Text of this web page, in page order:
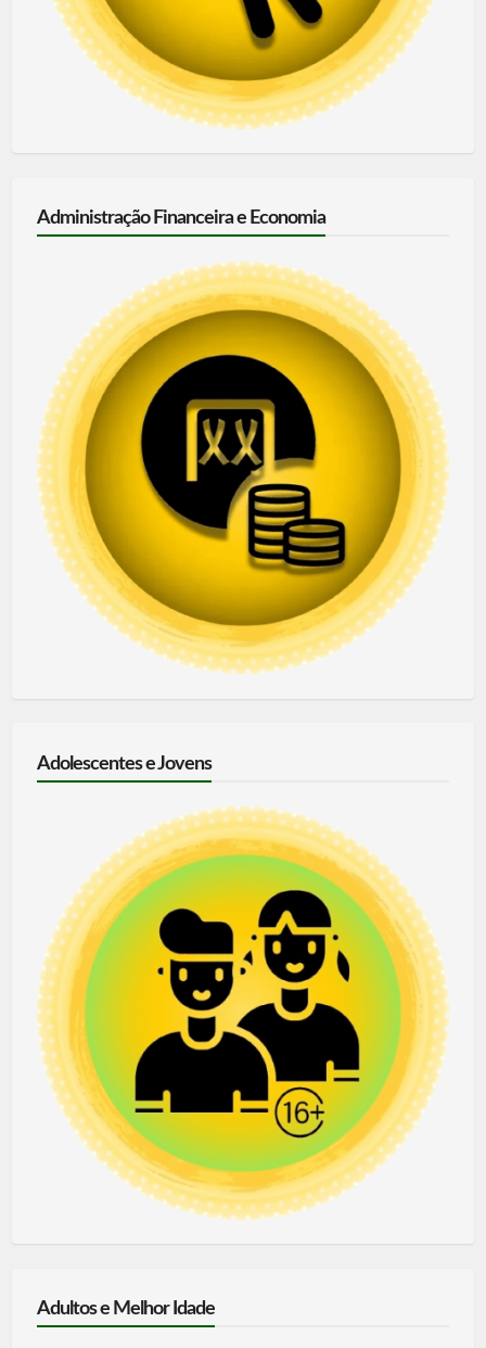
Administração Financeira e Economia
Adolescentes e Jovens
Adultos e Melhor Idade